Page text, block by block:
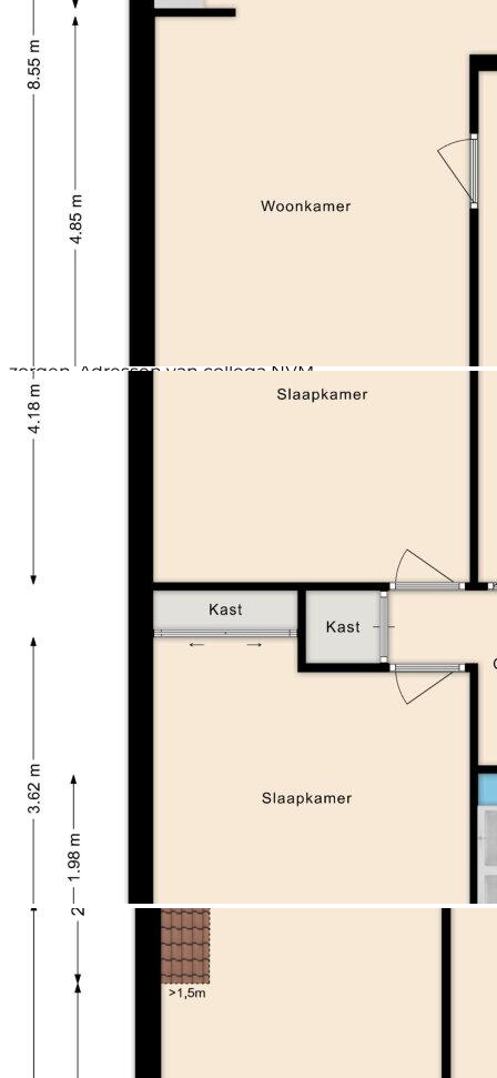
seperate berging voorzien van elektra.
Bijzonderheden:
- Energielabel B (geldig tot 04-07-2035)
- CV-combiketel Atag (2010)
- Nabij scholen, winkels en centrum van Beverwijk
- Uitvalswegen (A9) binnen handbereik, duinen en
zorgen. Adressen van collega NVM-
aankoopmakelaars vind je op Funda.